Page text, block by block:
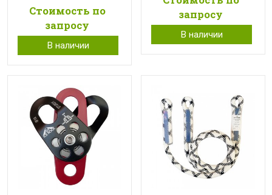
Стоимость по
запросу
В наличии
запросу
В наличии